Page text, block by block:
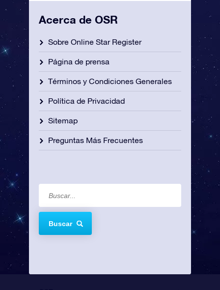
Acerca de OSR
Sobre Online Star Register
Página de prensa
Términos y Condiciones Generales
Política de Privacidad
Sitemap
Preguntas Más Frecuentes
Buscar